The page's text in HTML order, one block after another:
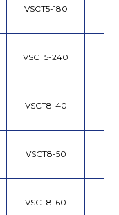
VSCT5-180
VSCT5-240
VSCT8-40
VSCT8-50
VSCT8-60